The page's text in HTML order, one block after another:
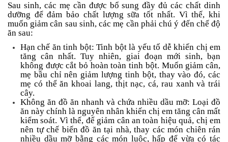
Bé
chơi
mà
Dành
Dành
cho
dùng
Sau sinh, các mẹ cần được bổ sung đầy đủ các chất dinh
dưỡng để đảm bảo chất lượng sữa tốt nhất. Vì thế, khi
muốn giảm cân sau sinh, các mẹ cần phải chú ý đến chế độ
ăn sau:
Hạn chế ăn tinh bột: Tinh bột là yếu tố dễ khiến chị em
tăng cân nhất. Tuy nhiên, giai đoạn mới sinh, bạn
không được cắt bỏ hoàn toàn tinh bột. Muốn giảm cân,
mẹ bầu chỉ nên giảm lượng tinh bột, thay vào đó, các
mẹ có thể ăn khoai lang, thịt nạc, cá, rau xanh và trái
cây.
Không ăn đồ ăn nhanh và chứa nhiều dầu mỡ: Loại đồ
ăn này chính là nguyên nhân khiến chị em tăng cân mất
kiểm soát. Vì thế, để giảm cân an toàn hiệu quả, chị em
nên tự chế biến đồ ăn tại nhà, thay các món chiên rán
nhiều dầu mỡ bằng các món luộc, hấp để vừa có tác